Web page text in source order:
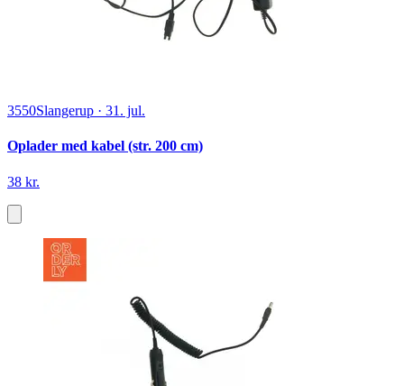
3550Slangerup · 31. jul.
Oplader med kabel (str. 200 cm)
38 kr.